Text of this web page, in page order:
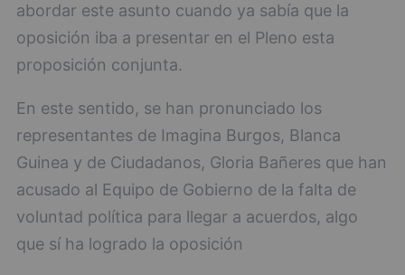
abordar este asunto cuando ya sabía que la
oposición iba a presentar en el Pleno esta
proposición conjunta.
En este sentido, se han pronunciado los
representantes de Imagina Burgos, Blanca
Guinea y de Ciudadanos, Gloria Bañeres que han
acusado al Equipo de Gobierno de la falta de
voluntad política para llegar a acuerdos, algo
que sí ha logrado la oposición